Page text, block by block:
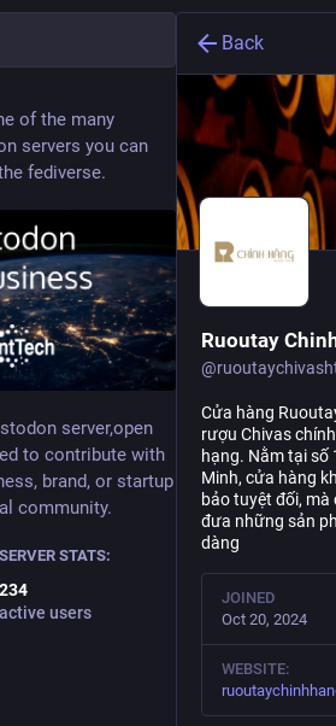
of the many
servers you can
fediverse.
server,open
to contribute with
brand, or startup
community.
SERVER STATS:
234
active users
Back
Ruoutay
@
Cửa hàng
rượu Chivas
hạng. Nằm tại số
Minh, cửa hàng
bảo tuyệt đối,
đưa những sản
dàng
JOINED
Oct 20, 2024
WEBSITE: